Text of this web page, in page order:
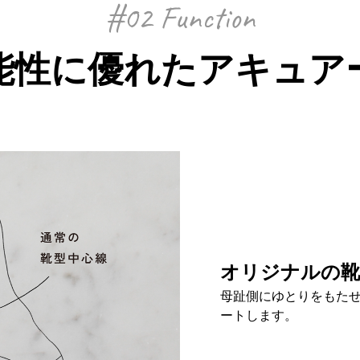
#02 Function
性に優れたアキュア
オリジナルの
母趾側にゆとりをもた
ートします。